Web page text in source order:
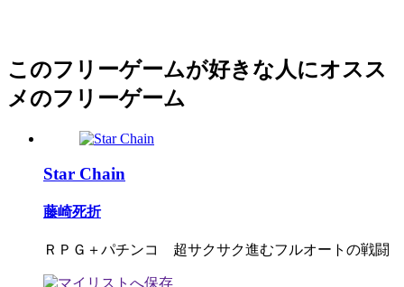
このフリーゲームが好きな人にオスス
メのフリーゲーム
Star Chain
藤崎死折
ＲＰＧ＋パチンコ 超サクサク進むフルオートの戦闘